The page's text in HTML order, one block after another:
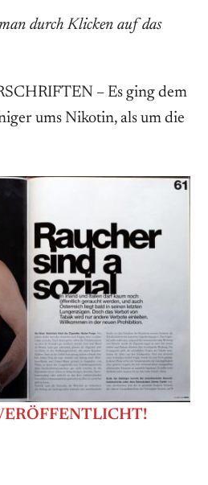
durch Klicken auf das
– Es ging dem
ums Nikotin, als um die